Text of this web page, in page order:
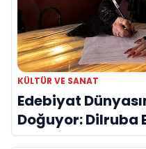
KÜLTÜR VE SANAT
Edebiyat
Doğuyor: Dilruba
Evreni ‘AVENOİR’